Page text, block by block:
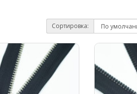
Сортировка: